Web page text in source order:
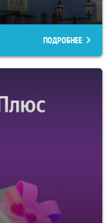
ПОДРОБНЕЕ